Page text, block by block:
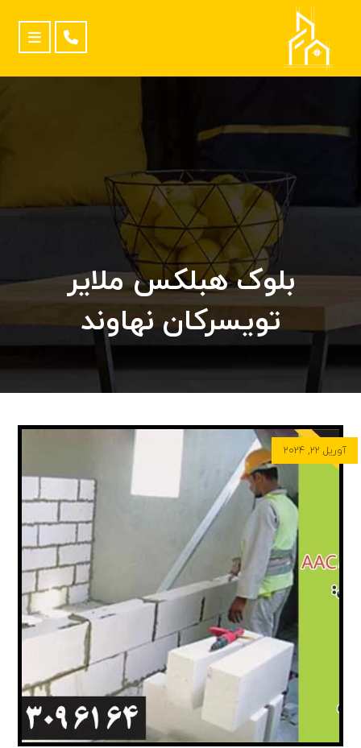
بلوک هبلکس ملایر
تویسرکان نهاوند
آوریل ۲۲, ۲۰۲۴